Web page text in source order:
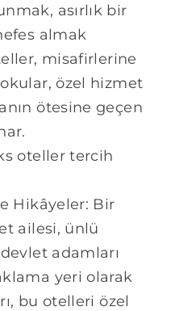
asırlık bir
almak
misafirlerine
özel hizmet
ötesine geçen
oteller tercih
Hikâyeler: Bir
ailesi, ünlü
adamları
yeri olarak
bu otelleri özel